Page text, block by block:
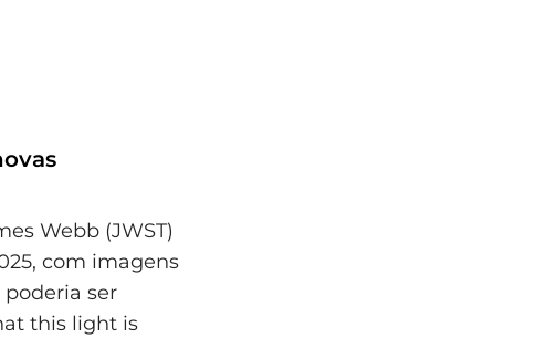
Webb (JWST)
com imagens
ser
this light is